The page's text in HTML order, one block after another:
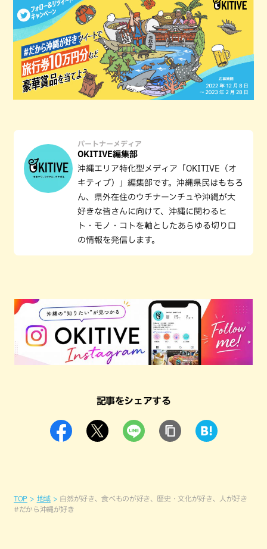
パートナーメディア
OKITIVE編集部
沖縄エリア特化型メディア「OKITIVE（オ
キティブ）」編集部です。沖縄県民はもちろ
ん、県外在住のウチナーンチュや沖縄が大
好きな皆さんに向けて、沖縄に関わるヒ
ト・モノ・コトを軸としたあらゆる切り口
の情報を発信します。
記事をシェアする
TOP 地域
自然が好き、食べものが好き、歴史・文化が好き、人が好き
#だから沖縄が好き